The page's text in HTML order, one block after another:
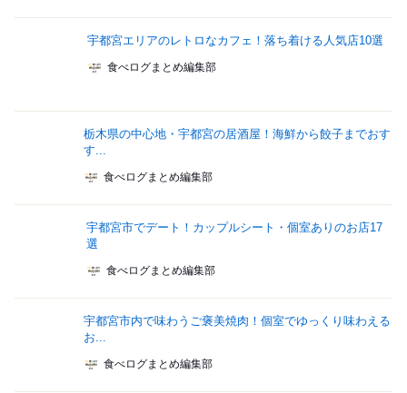
宇都宮エリアのレトロなカフェ！落ち着ける人気店10選
食べログまとめ編集部
栃木県の中心地・宇都宮の居酒屋！海鮮から餃子までおす
す...
食べログまとめ編集部
宇都宮市でデート！カップルシート・個室ありのお店17
選
食べログまとめ編集部
宇都宮市内で味わうご褒美焼肉！個室でゆっくり味わえる
お...
食べログまとめ編集部